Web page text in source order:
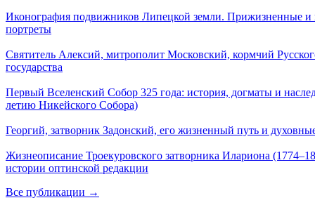
Иконография подвижников Липецкой земли. Прижизненные и
портреты
Святитель Алексий, митрополит Московский, кормчий
государства
Первый Вселенский Собор 325 года: история, догматы и
летию Никейского Собора)
Георгий, затворник Задонский, его жизненный путь и
Жизнеописание Троекуровского затворника Илариона
истории оптинской редакции
Все публикации →